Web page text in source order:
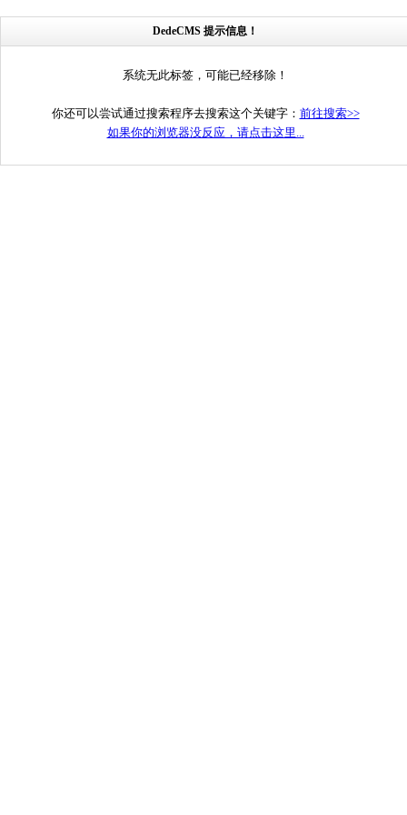
DedeCMS 提示信息！
系统无此标签，可能已经移除！
你还可以尝试通过搜索程序去搜索这个关键字： 前往搜索>>
如果你的浏览器没反应，请点击这里...